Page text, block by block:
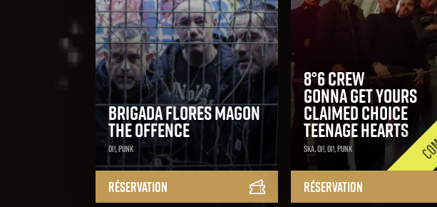
Brigada Flores Magon
The Offence
Oi!, Punk
Réservation
8°6 Crew
Gonna Get Yours
Claimed Choice
Teenage Hearts
Ska, Oi!, Oi!, Punk
Réservation